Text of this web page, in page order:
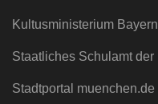
Kultusministerium Bayern
Staatliches Schulamt
Stadtportal